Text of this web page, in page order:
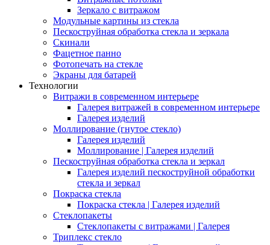
Зеркало с витражом
Модульные картины из стекла
Пескоструйная обработка стекла и зеркала
Скинали
Фацетное панно
Фотопечать на стекле
Экраны для батарей
Технологии
Витражи в современном интерьере
Галерея витражей в современном интерьере
Галерея изделий
Моллирование (гнутое стекло)
Галерея изделий
Моллирование | Галерея изделий
Пескоструйная обработка стекла и зеркал
Галерея изделий пескоструйной обработки
стекла и зеркал
Покраска стекла
Покраска стекла | Галерея изделий
Стеклопакеты
Стеклопакеты с витражами | Галерея
Триплекс стекло